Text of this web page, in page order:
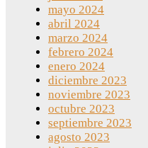
mayo 2024
abril 2024
marzo 2024
febrero 2024
enero 2024
diciembre 2023
noviembre 2023
octubre 2023
septiembre 2023
agosto 2023